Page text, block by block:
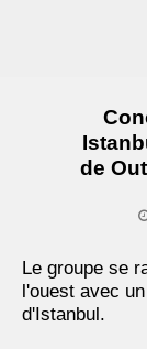
de
Le groupe se
l'ouest avec
d'Istanbul.